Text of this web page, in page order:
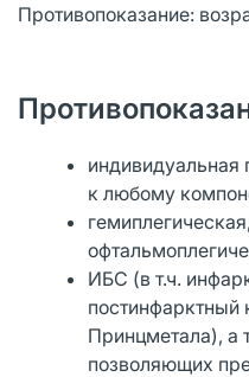
Противопоказание:
индивидуальная
к любому
ИБС (в т.ч.
постинфарктный
Принцметала), а
позволяющих